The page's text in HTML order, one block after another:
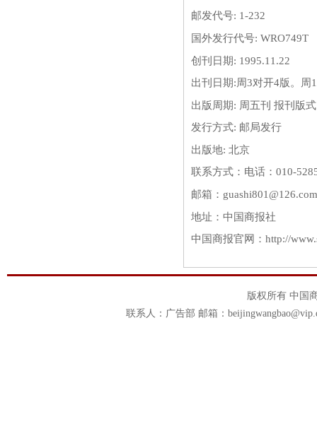
邮发代号: 1-232
国外发行代号: WRO749T
创刊日期: 1995.11.22
出刊日期:周3对开4版。周
出版周期: 周五刊 报刊版
发行方式: 邮局发行
出版地: 北京
联系方式： 电话：010-
邮箱：
地址：中国商报社
中国商报官网：http://
版权所有 中国
联系人：广告部 邮箱：